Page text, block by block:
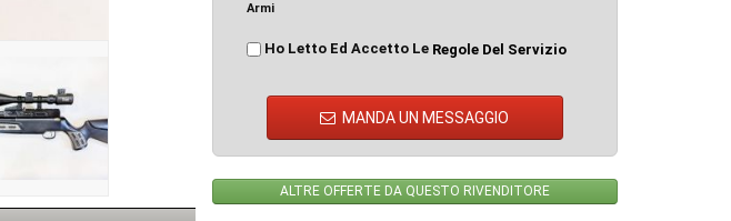
Armi
Ho Letto Ed Accetto Le Regole Del Servizio
MANDA UN MESSAGGIO
ALTRE OFFERTE DA QUESTO RIVENDITORE